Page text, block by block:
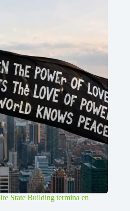
State Building termina en